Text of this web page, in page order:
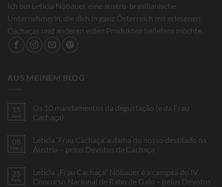
Ich bin Leticia Nöbauer, eine austro-brasilianische
Unternehmerin, die dich in ganz Österreich mit erlesenen
Cachaças und anderen edlen Produkten beliefern möchte.
AUS MEINEM BLOG
15
Juni
Os 10 mandamentos da degustação (e da Frau
Cachaça)
Os
10
degustação
(e
da
08
März
Letícia ‘Frau Cachaça’, a dama do nosso destilado na
Áustria – pelos Devotos da Cachaça
Letícia
‘Frau
25
Feb.
Letícia „Frau Cachaça“ Nöbauer é a campeã do IV
Concurso Nacional de Rabo de Galo – pelos Devotos